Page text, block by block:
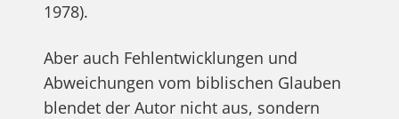
1978).
Aber auch Fehlentwicklungen und
Abweichungen vom biblischen Glauben
blendet der Autor nicht aus, sondern